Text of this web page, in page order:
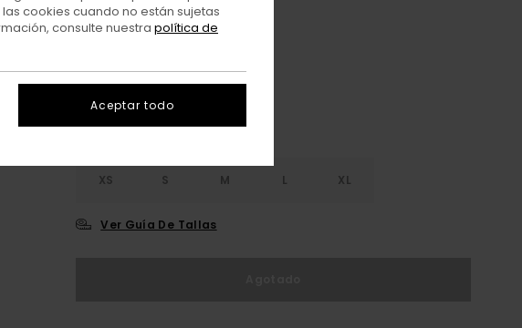
ColorOff Black
XS S M L XL
Ver Guía De Tallas
cookies cuando no están sujetas
consulte nuestra política de
Aceptar todo